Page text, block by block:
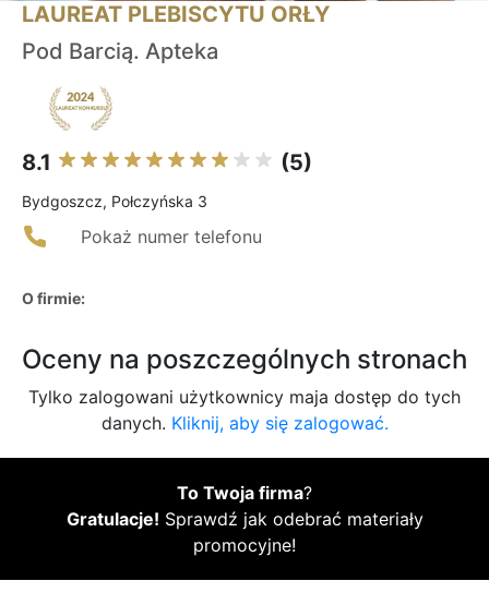
LAUREAT PLEBISCYTU ORŁY
Pod Barcią. Apteka
8.1 (5)
Bydgoszcz, Połczyńska 3
Pokaż numer telefonu
O firmie:
Oceny na poszczególnych stronach
Tylko zalogowani użytkownicy maja dostęp do tych
danych. Kliknij, aby się zalogować.
To Twoja firma?
Gratulacje! Sprawdź jak odebrać materiały
promocyjne!